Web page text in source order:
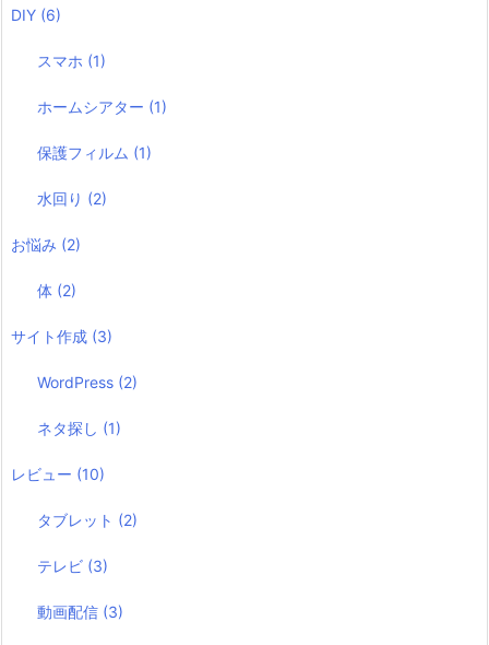
DIY (6)
スマホ (1)
ホームシアター (1)
保護フィルム (1)
水回り (2)
お悩み (2)
体 (2)
サイト作成 (3)
WordPress (2)
ネタ探し (1)
レビュー (10)
タブレット (2)
テレビ (3)
動画配信 (3)